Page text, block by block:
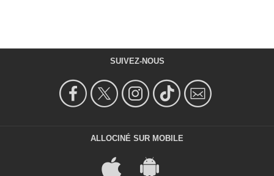
SUIVEZ-NOUS
ALLOCINÉ SUR MOBILE